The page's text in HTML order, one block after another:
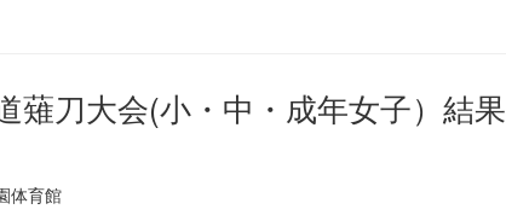
薙刀大会(小・中・成年女子）結果
体育館